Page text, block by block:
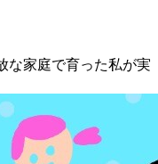
な家庭で育った私が実